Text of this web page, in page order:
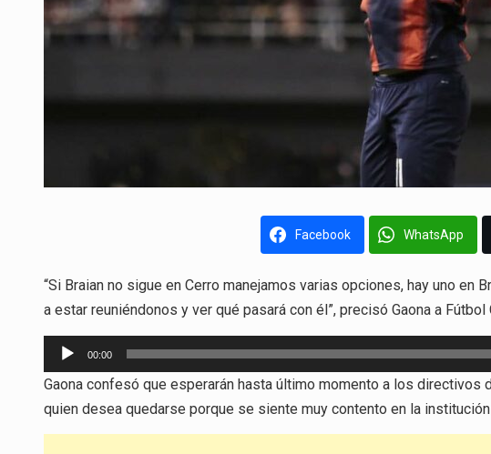
Facebook WhatsApp
“Si Braian no sigue en Cerro manejamos varias opciones, hay uno en
a estar reuniéndonos y ver qué pasará con él”, precisó Gaona a Fútbol
Reproductor
de
audio
00:00
Gaona confesó que esperarán hasta último momento a los directivos
quien desea quedarse porque se siente muy contento en la